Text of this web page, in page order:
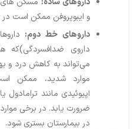
و ایبوپروفن ممکن است در
داروهای خط دوم:
داروی
می‌تواند به کاهش درد و
موارد شدید، ممکن
اپیوئیدی مانند
ضرورت یابد. در برخی
در بیمارستان بستری شود.